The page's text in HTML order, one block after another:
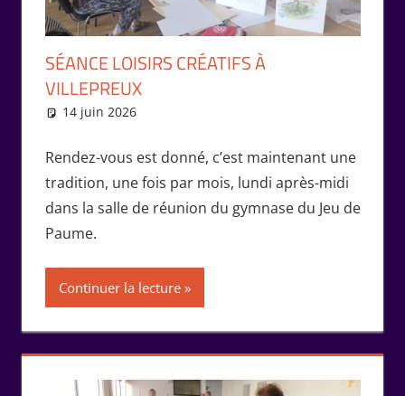
SÉANCE LOISIRS CRÉATIFS À
VILLEPREUX
14 juin 2026
Rendez-vous est donné, c’est maintenant une
tradition, une fois par mois, lundi après-midi
dans la salle de réunion du gymnase du Jeu de
Paume.
Continuer la lecture